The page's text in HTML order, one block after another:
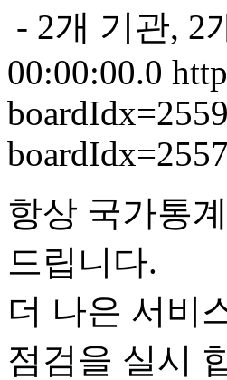
- 2개 기관, 2
00:00:00.0
boardIdx=2559
boardIdx=2557
항상 국가통
드립니다.
더 나은 서비
점검을 실시